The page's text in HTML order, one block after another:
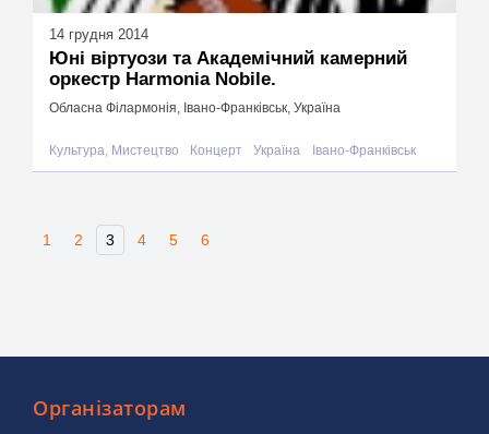
14 грудня 2014
Юні віртуози та Академічний камерний
оркестр Harmonia Nobile.
Обласна Філармонія, Івано-Франківськ, Україна
Культура, Мистецтво Концерт Україна Івано-Франківськ
1 2 3 4 5 6
Організаторам